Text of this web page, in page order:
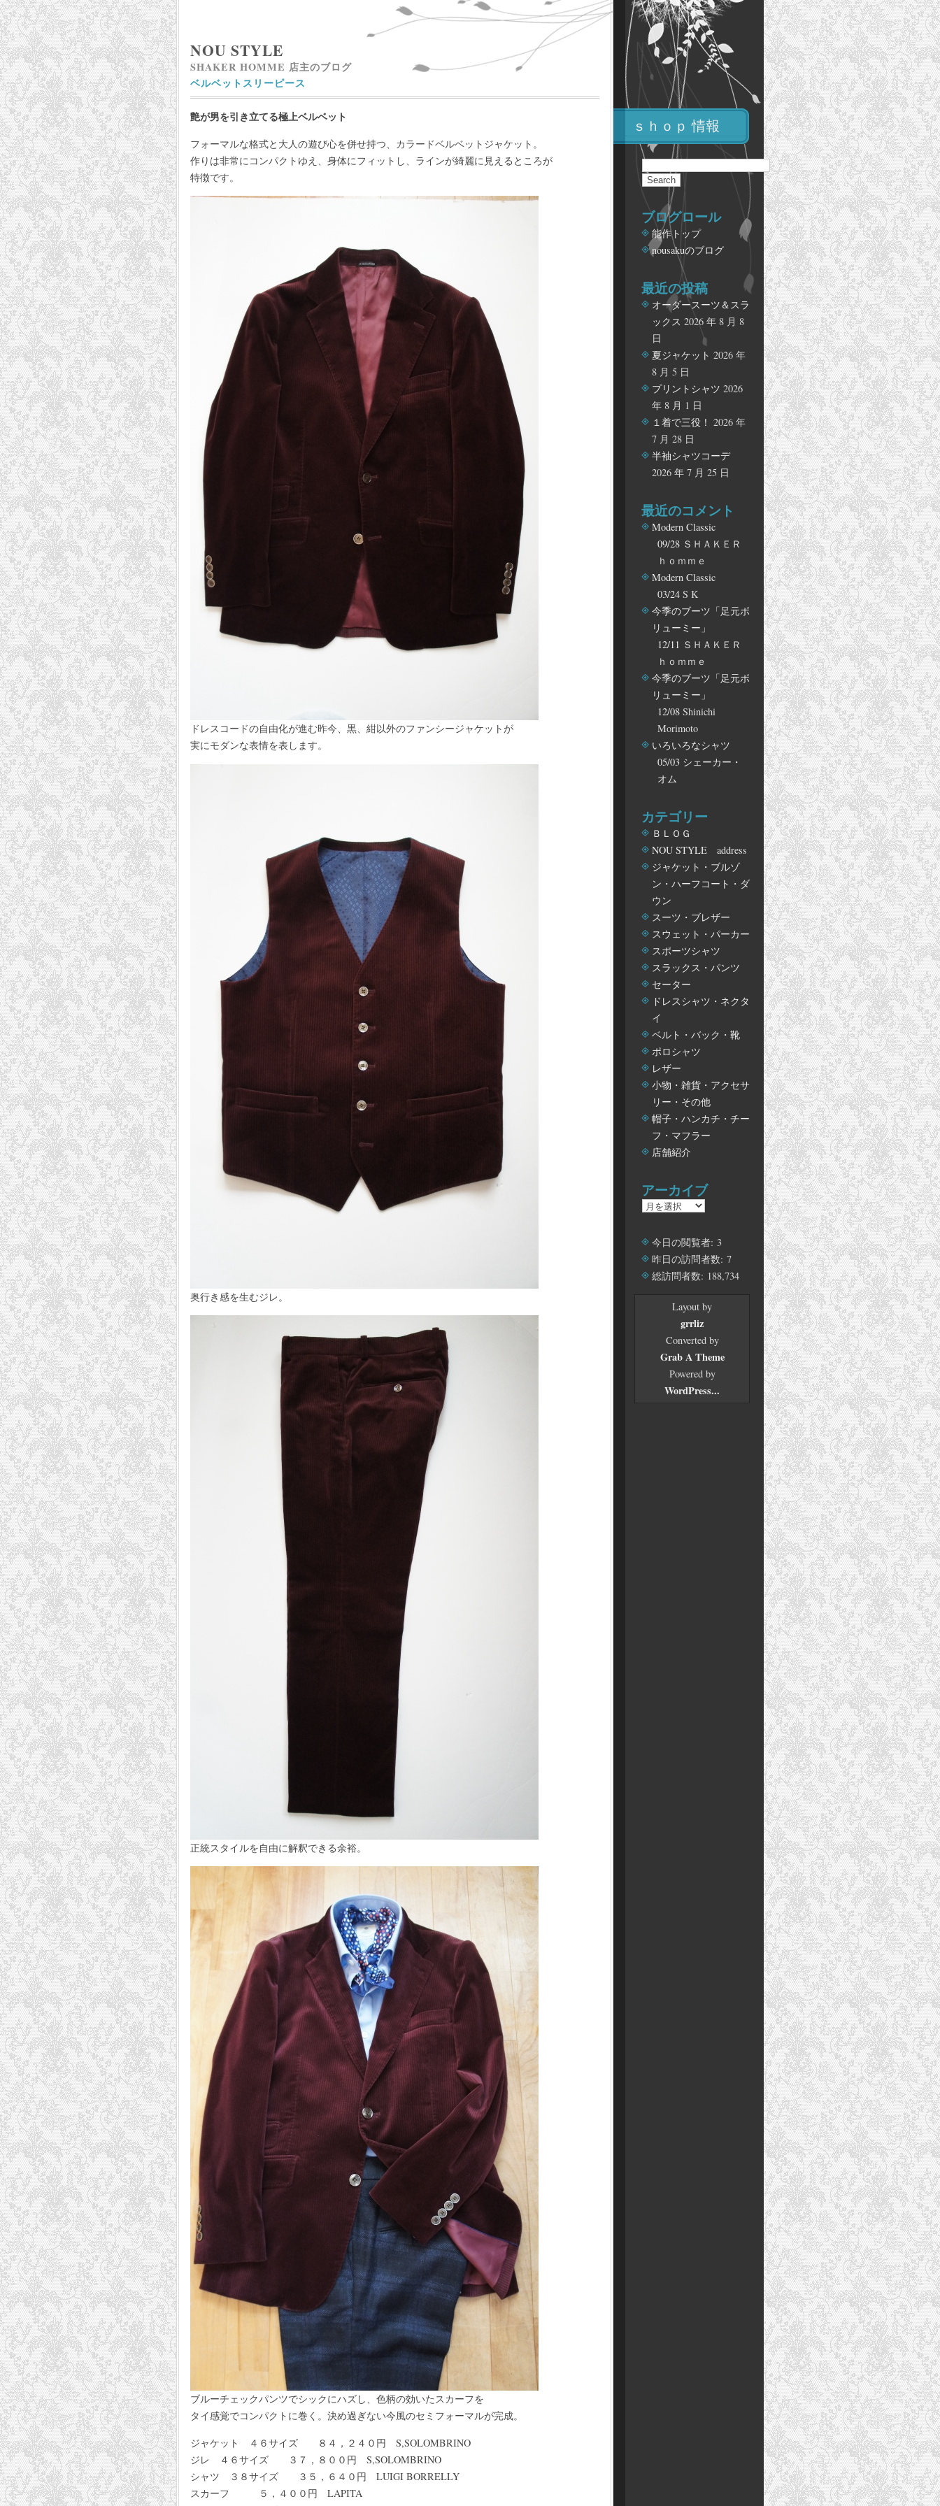
NOU STYLE
SHAKER HOMME 店主のブログ
ベルベットスリーピース
艶が男を引き立てる極上ベルベット
フォーマルな格式と大人の遊び心を併せ持つ、カラードベルベットジャケット。
作りは非常にコンパクトゆえ、身体にフィットし、ラインが綺麗に見えるところが
特徴です。
ドレスコードの自由化が進む昨今、黒、紺以外のファンシージャケットが
実にモダンな表情を表します。
奥行き感を生むジレ。
正統スタイルを自由に解釈できる余裕。
ブルーチェックパンツでシックにハズし、色柄の効いたスカーフを
タイ感覚でコンパクトに巻く。決め過ぎない今風のセミフォーマルが完成。
ジャケット ４６サイズ ８４，２４０円 S,SOLOMBRINO
ジレ ４６サイズ ３７，８００円 S,SOLOMBRINO
シャツ ３８サイズ ３５，６４０円 LUIGI BORRELLY
スカーフ ５，４００円 LAPITA
ｓｈｏｐ 情報
ブログロール
能作トップ
nousakuのブログ
最近の投稿
オーダースーツ＆スラ
ックス 2026 年 8 月 8
日
夏ジャケット 2026 年
8 月 5 日
プリントシャツ 2026
年 8 月 1 日
１着で三役！ 2026 年
7 月 28 日
半袖シャツコーデ
2026 年 7 月 25 日
最近のコメント
Modern Classic
09/28 ＳＨＡＫＥＲ
ｈｏｍｍｅ
Modern Classic
03/24 S K
今季のブーツ「足元ボ
リューミー」
12/11 ＳＨＡＫＥＲ
ｈｏｍｍｅ
今季のブーツ「足元ボ
リューミー」
12/08 Shinichi
Morimoto
いろいろなシャツ
05/03 シェーカー・
オム
カテゴリー
ＢＬＯＧ
NOU STYLE address
ジャケット・ブルゾ
ン・ハーフコート・ダ
ウン
スーツ・ブレザー
スウェット・パーカー
スポーツシャツ
スラックス・パンツ
セーター
ドレスシャツ・ネクタ
イ
ベルト・バック・靴
ポロシャツ
レザー
小物・雑貨・アクセサ
リー・その他
帽子・ハンカチ・チー
フ・マフラー
店舗紹介
アーカイブ
ア
カ
イ
ブ
今日の閲覧者: 3
昨日の訪問者数: 7
総訪問者数: 188,734
Layout by
grrliz
Converted by
Grab A Theme
Powered by
WordPress...